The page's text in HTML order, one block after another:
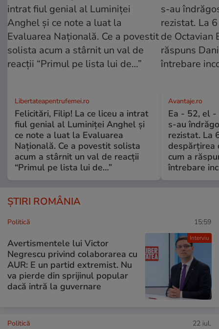
Libertateapentrufemei.ro
Felicitări, Filip! La ce liceu a intrat
fiul genial al Luminiței Anghel și
ce note a luat la Evaluarea
Națională. Ce a povestit solista
acum a stârnit un val de reacții
“Primul pe lista lui de…”
Avantaje.ro
Ea - 52, el -
s-au
rezistat. La
despărțirea
cum a
întrebare
ȘTIRI ROMÂNIA
Interviu
Politică 15:59
Avertismentele lui Victor
Negrescu privind colaborarea cu
AUR: E un partid extremist. Nu
va pierde din sprijinul popular
dacă intră la guvernare
Politică 22 iul.